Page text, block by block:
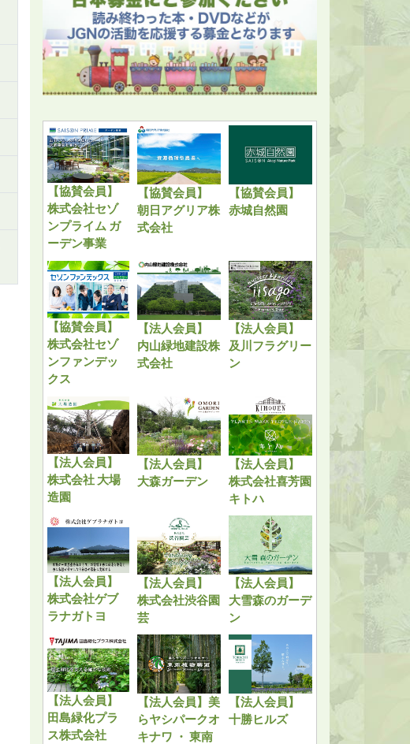
【協賛会員】
株式会社セゾ
ンプライム ガ
ーデン事業
【協賛会員】
朝日アグリア株
式会社
【協賛会員】
赤城自然園
【協賛会員】
株式会社セゾ
ンファンデッ
クス
【法人会員】
内山緑地建設株
式会社
【法人会員】
及川フラグリー
ン
【法人会員】
株式会社 大場
造園
【法人会員】
大森ガーデン
【法人会員】
株式会社喜芳園
キトハ
【法人会員】
株式会社ゲブ
ラナガトヨ
【法人会員】
株式会社渋谷園
芸
【法人会員】
大雪森のガーデ
ン
【法人会員】
田島緑化プラ
ス株式会社
【法人会員】美
らヤシパークオ
キナワ ・ 東南
【法人会員】
十勝ヒルズ